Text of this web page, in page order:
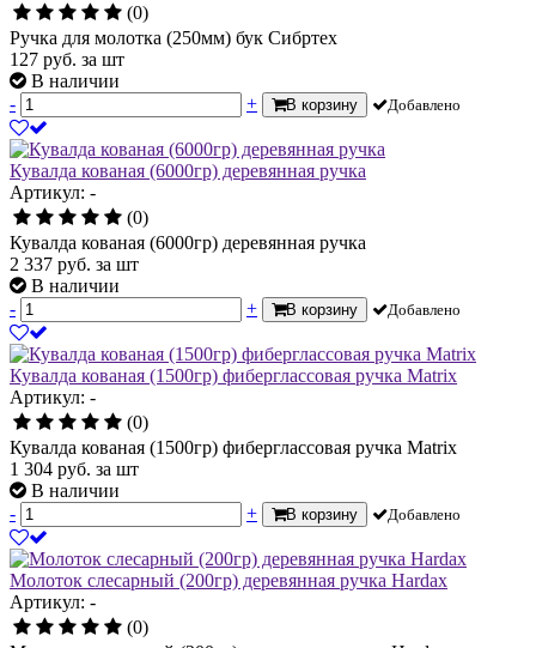
(0)
Ручка для молотка (250мм) бук Сибртех
127 руб. за шт
В наличии
-
+ В корзину Добавлено
Кувалда кованая (6000гр) деревянная ручка
Артикул: -
(0)
Кувалда кованая (6000гр) деревянная ручка
2 337 руб. за шт
В наличии
-
+ В корзину Добавлено
Кувалда кованая (1500гр) фиберглассовая ручка Matrix
Артикул: -
(0)
Кувалда кованая (1500гр) фиберглассовая ручка Matrix
1 304 руб. за шт
В наличии
-
+ В корзину Добавлено
Молоток слесарный (200гр) деревянная ручка Hardax
Артикул: -
(0)